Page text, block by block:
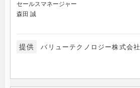
セールスマネージャー
森田 誠
提供 バリューテクノロジー株式会社